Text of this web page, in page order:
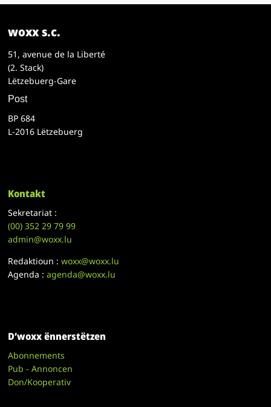
woxx s.c.
51, avenue de la Liberté
(2. Stack)
Lëtzebuerg-Gare
Post
BP 684
L-2016 Lëtzebuerg
Kontakt
Sekretariat :
(00)352 29 79 99
admin@woxx.lu
Redaktioun :woxx@woxx.lu
Agenda :agenda@woxx.lu
D’woxx ënnerstëtzen
Abonnements
Pub - Annoncen
Don/Kooperativ